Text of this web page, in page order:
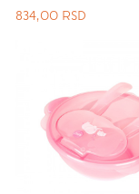
834,00 RSD